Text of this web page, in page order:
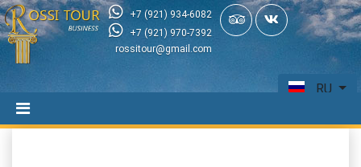
+7 (921) 934-6082
+7 (921) 970-7392
rossitour@gmail.com
RU